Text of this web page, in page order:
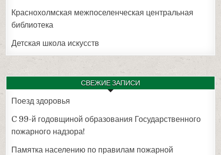
Краснохолмская межпоселенческая центральная
библиотека
Детская школа искусств
СВЕЖИЕ ЗАПИСИ
Поезд здоровья
C 99-й годовщиной образования Государственного
пожарного надзора!
Памятка населению по правилам пожарной